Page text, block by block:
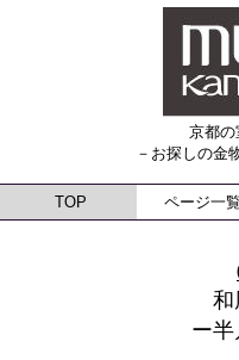
京都の
－お探しの金
TOP ページ一覧
和
ー